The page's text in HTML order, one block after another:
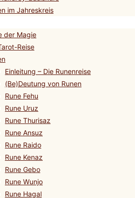
im Jahreskreis
der Magie
Reise
Einleitung – Die Runenreise
(Be)Deutung von Runen
Rune Fehu
Rune Uruz
Rune Thurisaz
Rune Ansuz
Rune Raido
Rune Kenaz
Rune Gebo
Rune Wunjo
Rune Hagal